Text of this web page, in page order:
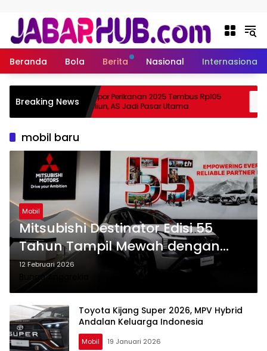
Beranda Bola Berita Nasional Internasional
Breaking NewsEkspor Perikanan 2025 Tembus Rp105
Triliun, AS Jadi Pasar Utama
mobil baru
Mobil
Mitsubishi Destinator Edisi 55
Tahun Tampil Mewah dengan
Varian Paling Tinggi
12 Februari 2026
Bunga Anggrekia
Toyota Kijang Super 2026, MPV Hybrid
Andalan Keluarga Indonesia
Mobil 19 Januari 2026